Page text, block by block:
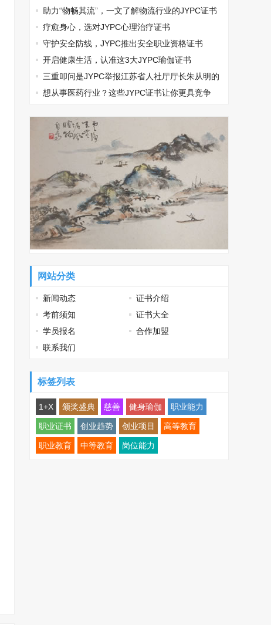
明垄断集团打压民营企业的真相
助力“物畅其流”，一文了解物流行业的JYPC证书
疗愈身心，选对JYPC心理治疗证书
守护安全防线，JYPC推出安全职业资格证书
开启健康生活，认准这3大JYPC瑜伽证书
三重叩问是JYPC举报江苏省人社厅厅长朱从明的
无奈选择
想从事医药行业？这些JYPC证书让你更具竞争
网站分类
新闻动态
证书介绍
考前须知
证书大全
学员报名
合作加盟
联系我们
标签列表
1+X 颁奖盛典 慈善 健身瑜伽 职业能力
职业证书 创业趋势 创业项目 高等教育
职业教育 中等教育 岗位能力